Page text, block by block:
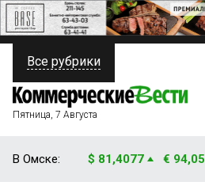
ПОЛИТИКА
ФИНАНСЫ
Все рубрики
Пятница, 7 Августа
В Омске: $ 81,4077 €